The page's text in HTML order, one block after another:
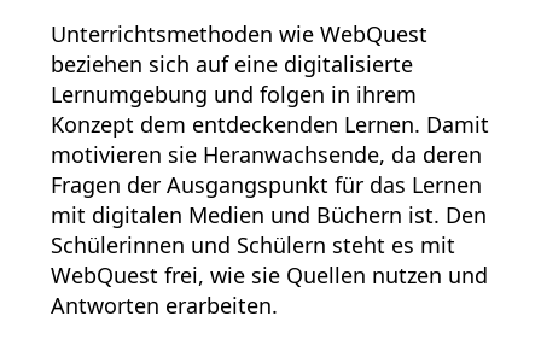
Unterrichtsmethoden wie WebQuest
beziehen sich auf eine digitalisierte
Lernumgebung und folgen in ihrem
Konzept dem entdeckenden Lernen. Damit
motivieren sie Heranwachsende, da deren
Fragen der Ausgangspunkt für das Lernen
mit digitalen Medien und Büchern ist. Den
Schülerinnen und Schülern steht es mit
WebQuest frei, wie sie Quellen nutzen und
Antworten erarbeiten.